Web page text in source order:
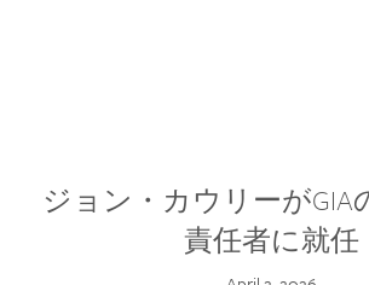
ジョン・カウリーがGIA
責任者に就任